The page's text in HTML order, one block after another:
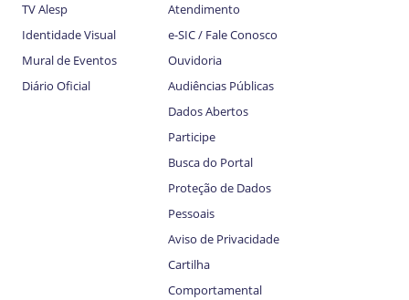
TV Alesp
Identidade Visual
Mural de Eventos
Diário Oficial
Atendimento
e-SIC / Fale Conosco
Ouvidoria
Audiências Públicas
Dados Abertos
Participe
Busca do Portal
Proteção de Dados
Pessoais
Aviso de Privacidade
Cartilha
Comportamental